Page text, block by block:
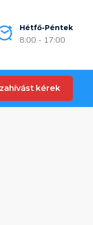
Hétfő-Péntek
8:00 - 17:00
kérek